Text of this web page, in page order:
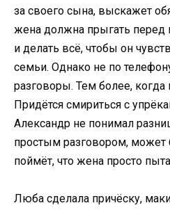
за своего сына, выскажет
жена должна прыгать перед
и делать всё, чтобы он
семьи. Однако не по
разговоры. Тем более, когда
Придётся смириться с
Александр не понимал
простым разговором, может
поймёт, что жена просто
Люба сделала причёску,